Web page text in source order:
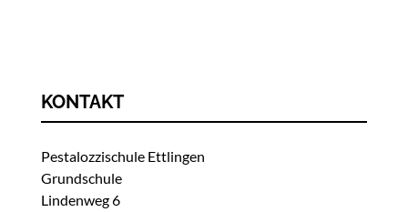
KONTAKT
Pestalozzischule Ettlingen
Grundschule
Lindenweg 6